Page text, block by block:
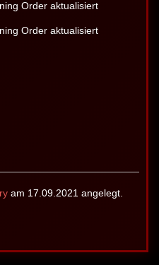
Order aktualisiert
Order aktualisiert
am 17.09.2021 angelegt.